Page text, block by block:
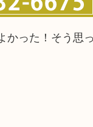
った！そう思